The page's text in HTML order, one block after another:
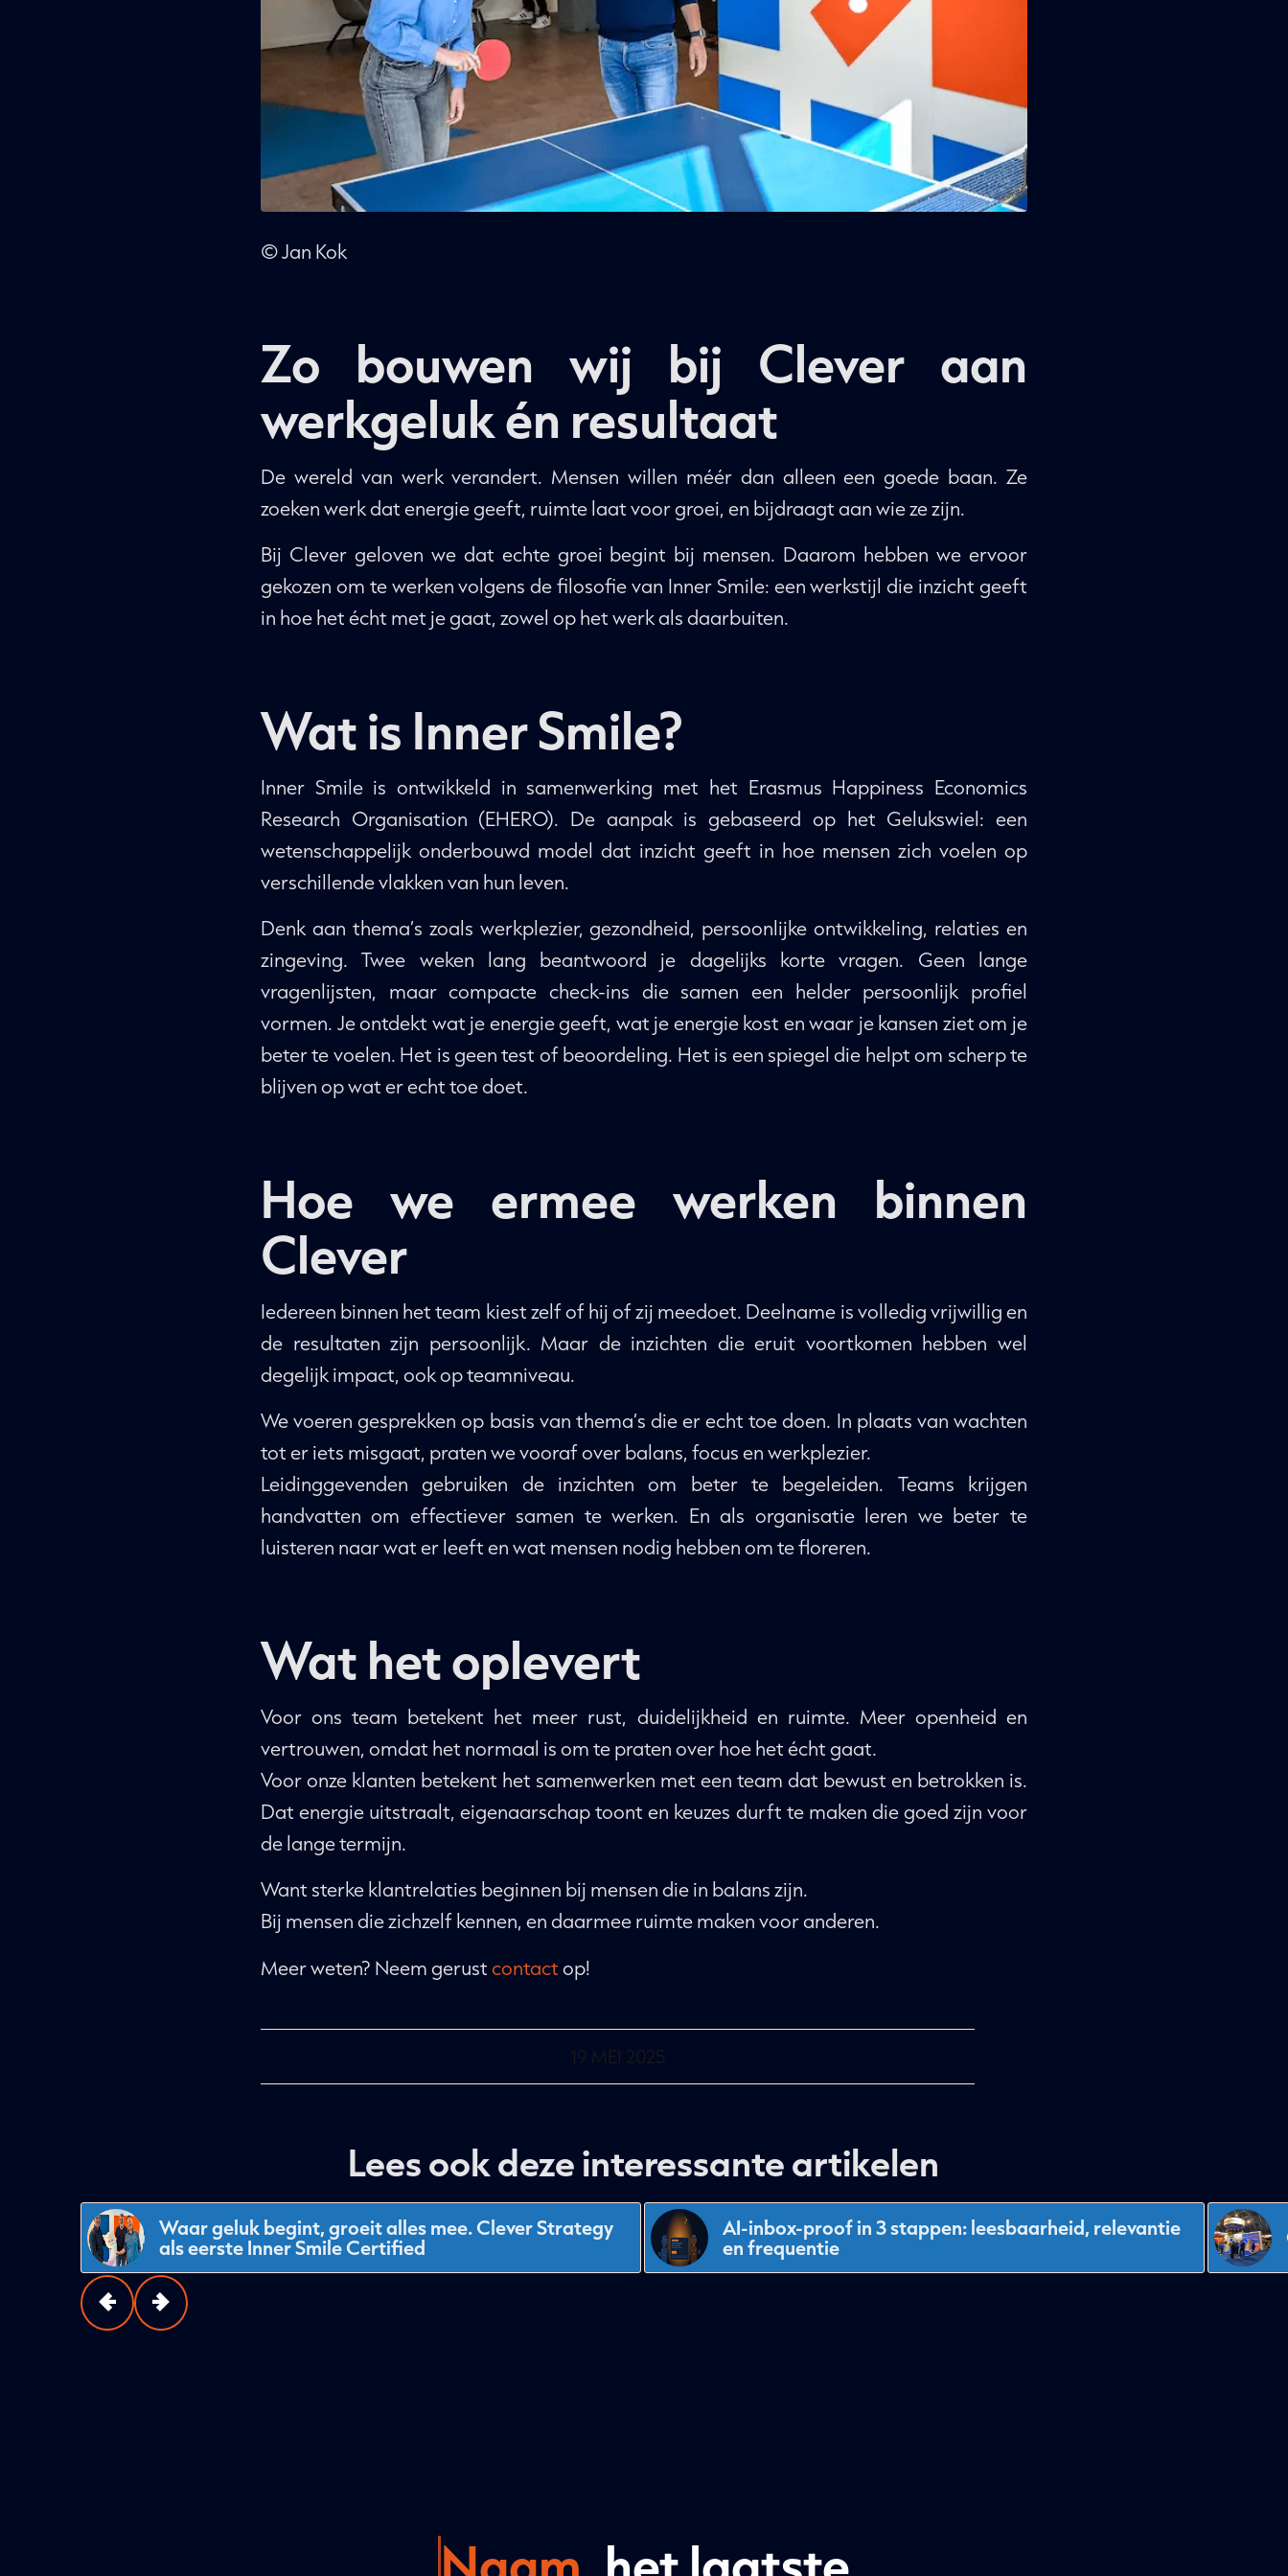
© Jan Kok
Zo bouwen wij bij Clever aan
werkgeluk én resultaat
De wereld van werk verandert. Mensen willen méér dan alleen een goede baan. Ze
zoeken werk dat energie geeft, ruimte laat voor groei, en bijdraagt aan wie ze zijn.
Bij Clever geloven we dat echte groei begint bij mensen. Daarom hebben we ervoor
gekozen om te werken volgens de filosofie van Inner Smile: een werkstijl die inzicht geeft
in hoe het écht met je gaat, zowel op het werk als daarbuiten.
Wat is Inner Smile?
Inner Smile is ontwikkeld in samenwerking met het Erasmus Happiness Economics
Research Organisation (EHERO). De aanpak is gebaseerd op het Gelukswiel: een
wetenschappelijk onderbouwd model dat inzicht geeft in hoe mensen zich voelen op
verschillende vlakken van hun leven.
Denk aan thema’s zoals werkplezier, gezondheid, persoonlijke ontwikkeling, relaties en
zingeving. Twee weken lang beantwoord je dagelijks korte vragen. Geen lange
vragenlijsten, maar compacte check-ins die samen een helder persoonlijk profiel
vormen. Je ontdekt wat je energie geeft, wat je energie kost en waar je kansen ziet om je
beter te voelen. Het is geen test of beoordeling. Het is een spiegel die helpt om scherp te
blijven op wat er echt toe doet.
Hoe we ermee werken binnen
Clever
Iedereen binnen het team kiest zelf of hij of zij meedoet. Deelname is volledig vrijwillig en
de resultaten zijn persoonlijk. Maar de inzichten die eruit voortkomen hebben wel
degelijk impact, ook op teamniveau.
We voeren gesprekken op basis van thema’s die er echt toe doen. In plaats van wachten
tot er iets misgaat, praten we vooraf over balans, focus en werkplezier.
Leidinggevenden gebruiken de inzichten om beter te begeleiden. Teams krijgen
handvatten om effectiever samen te werken. En als organisatie leren we beter te
luisteren naar wat er leeft en wat mensen nodig hebben om te floreren.
Wat het oplevert
Voor ons team betekent het meer rust, duidelijkheid en ruimte. Meer openheid en
vertrouwen, omdat het normaal is om te praten over hoe het écht gaat.
Voor onze klanten betekent het samenwerken met een team dat bewust en betrokken is.
Dat energie uitstraalt, eigenaarschap toont en keuzes durft te maken die goed zijn voor
de lange termijn.
Want sterke klantrelaties beginnen bij mensen die in balans zijn.
Bij mensen die zichzelf kennen, en daarmee ruimte maken voor anderen.
Meer weten? Neem gerustcontactop!
19 MEI 2025
Lees ook deze interessante artikelen
Waar geluk begint, groeit alles mee. Clever Strategy
als eerste Inner Smile Certified
AI-inbox-proof in 3 stappen: leesbaarheid, relevantie
en frequentie
Naam , het laatste